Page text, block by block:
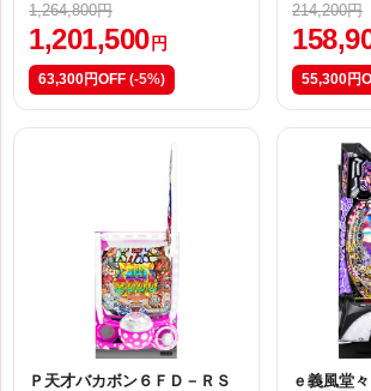
1,264,800円
1,201,500 円
63,300円OFF (-5%)
214,200円
55,300円
Ｐ天才バカボン６ＦＤ－ＲＳ
ｅ義風堂